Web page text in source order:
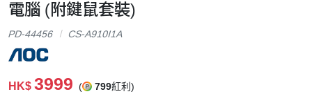
電腦 (附鍵鼠套裝)
PD-44456 CS-A910I1A
HK$ 3999 ( 799紅利)